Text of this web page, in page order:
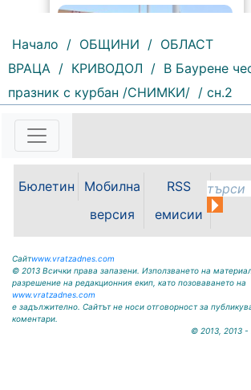
99 | 2026-08-07 10:17:52
ВРАЦА 3060 гр. Криводол,
ул.”Освобождение”№ 13, тел.
09117 / 20-45, e-mail:
krivodol@mbox.is-bg.net ОБЯВА
На основание чл. 8, ал. 4,
чл. 14, ал. 7 от ЗОС; чл. 92, ал. 1...
Начало / ОБЩИНИ / ОБЛАСТ
ВРАЦА / КРИВОДОЛ / В Баурене
празник с курбан /СНИМКИ/ / сн.2
Бюлетин
Мобилна
версия
RSS
емисии
Сайтwww.vratzadnes.com
© 2013 Всички права запазени. Използването на
разрешение на редакционния екип, като позоваването на
www.vratzadnes.com
е задължително. Сайтът не носи отговорност за
коментари.
© 2013, 2013 -